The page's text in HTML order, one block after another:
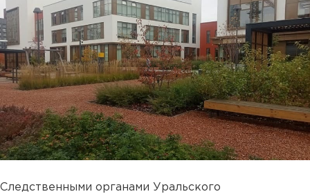
Следственными органами Уральского